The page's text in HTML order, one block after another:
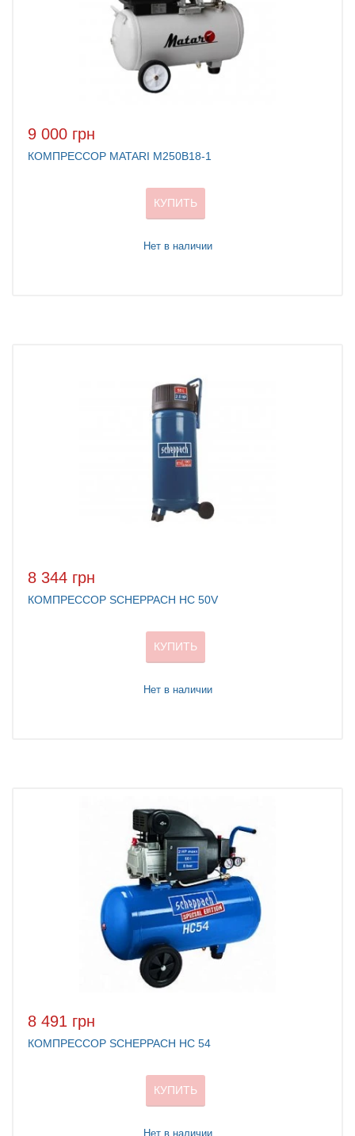
9 000 грн
КОМПРЕССОР MATARI M250B18-1
КУПИТЬ
Нет в наличии
8 344 грн
КОМПРЕССОР SCHEPPACH HC 50V
КУПИТЬ
Нет в наличии
8 491 грн
КОМПРЕССОР SCHEPPACH HC 54
КУПИТЬ
Нет в наличии